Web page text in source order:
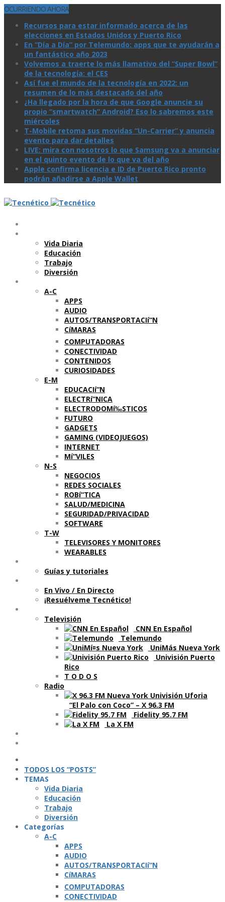
OCURRIENDO AHORA
Recursos para estar informado acerca de las
elecciones en Estados Unidos y Puerto Rico
En “Día a Día” por Telemundo: apps que te ayudarán a
un fantástico año 2023
Volvemos a traerte lo más llamativo del “Super Bowl”
de la tecnologí­a: el CES
Así­ fue el mundo de la tecnologí­a en 2022: un
resumen de lo más destacado del año
¿Ha llegado por la hora de que Google anuncie su
propio “smartwatch” Android? Eso lo sabremos este
miércoles
T-Mobile retoma sus movidas “Un-Carrier” y anuncia
evento para dar detalles
LIVE: mira con nosotros lo que Samsung va a anunciar
en el quinto evento de lo que va del año
Apple confirma licencia e ID de Puerto Rico pronto
podrán añadirse a Apple Wallet
Vida Diaria
Educación
Trabajo
Diversión
A-C
APPS
AUDIO
AUTOS/TRANSPORTACIí“N
CíMARAS
COMPUTADORAS
CONECTIVIDAD
CONTENIDOS
CURIOSIDADES
E-M
EDUCACIí“N
ELECTRí“NICA
ELECTRODOMí‰STICOS
FUTURO
GADGETS
GAMING (VIDEOJUEGOS)
INTERNET
Mí“VILES
N-S
NEGOCIOS
REDES SOCIALES
ROBí“TICA
SALUD/MEDICINA
SEGURIDAD/PRIVACIDAD
SOFTWARE
T-W
TELEVISORES Y MONITORES
WEARABLES
Guí­as y tutoriales
En Vivo / En Directo
¡Resuélveme Tecnético!
Televisión
CNN En Español
Telemundo
UniMás Nueva York
Univisión Puerto
Rico
T O D O S
Radio
“El Palo con Coco” – X 96.3 FM
Fidelity 95.7 FM
La X FM
TODOS LOS “POSTS”
TEMAS
Vida Diaria
Educación
Trabajo
Diversión
Categorí­as
A-C
APPS
AUDIO
AUTOS/TRANSPORTACIí“N
CíMARAS
COMPUTADORAS
CONECTIVIDAD